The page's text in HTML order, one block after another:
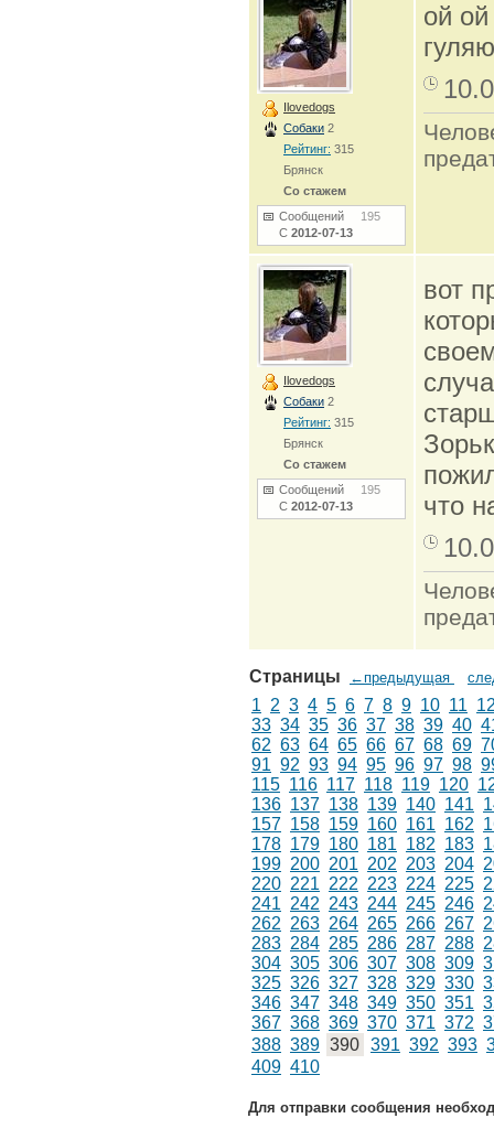
Ilovedogs
Собаки 2
Рейтинг: 315
Брянск
Со стажем
Сообщений 195
С 2012-07-13
ой ой
Ilovedogs
Собаки 2
Рейтинг: 315
Брянск
Со стажем
Сообщений 195
С 2012-07-13
вот
что
Страницы ←предыдущая
1 2 3 4 5 6 7 8 9 10 11
33 34 35 36 37 38 39 40
62 63 64 65 66 67 68 69
91 92 93 94 95 96 97 98
115 116 117 118 119 120
136 137 138 139 140 141
157 158 159 160 161 162
178 179 180 181 182 183
199 200 201 202 203 204
220 221 222 223 224 225
241 242 243 244 245 246
262 263 264 265 266 267
283 284 285 286 287 288
304 305 306 307 308 309
325 326 327 328 329 330
346 347 348 349 350 351
367 368 369 370 371 372
388 389 390 391 392 393
409 410
Для отправки сообщения